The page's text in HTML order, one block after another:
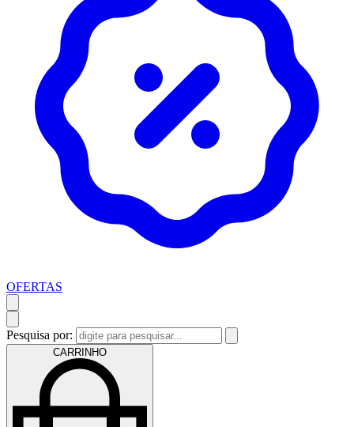
OFERTAS
Pesquisa por:
CARRINHO